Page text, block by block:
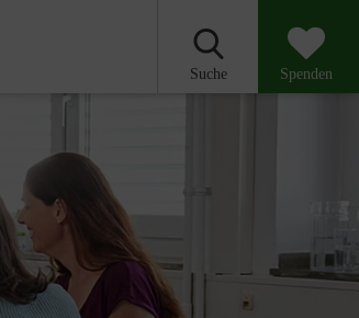
Suche Spenden